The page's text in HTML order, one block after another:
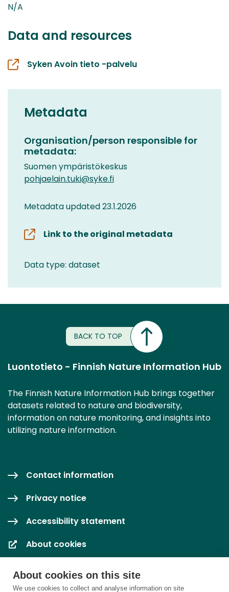
About cookies on this site
We use cookies to collect and analyse information on site
N/A
Data and resources
Syken Avoin tieto -palvelu
Metadata
Organisation/person responsible for
metadata:
Suomen ympäristökeskus
pohjaelain.tuki@syke.fi
Metadata updated 23.1.2026
Link to the original metadata
Data type: dataset
BACK TO TOP
Luontotieto - Finnish Nature Information Hub
The Finnish Nature Information Hub brings together
datasets related to nature and biodiversity,
information on nature monitoring, and insights into
utilizing nature information.
Contact information
Privacy notice
Accessibility statement
About cookies